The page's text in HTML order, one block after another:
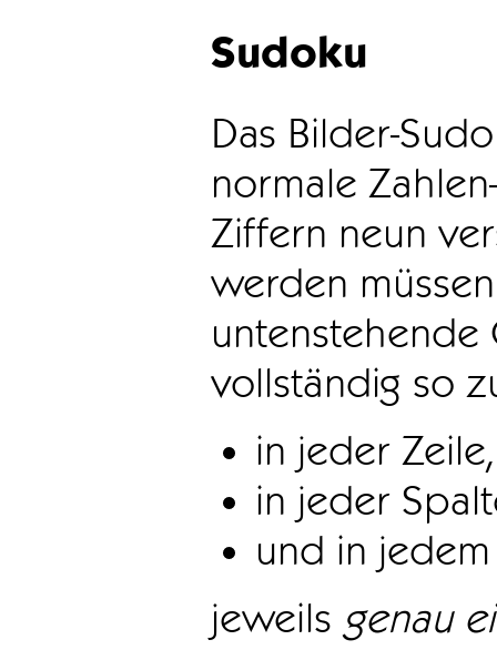
Sudoku
Das Bilder-
normale
Ziffern neun
werden
vollständig so
in jeder Zeile,
in jeder
und in
jeweils genau